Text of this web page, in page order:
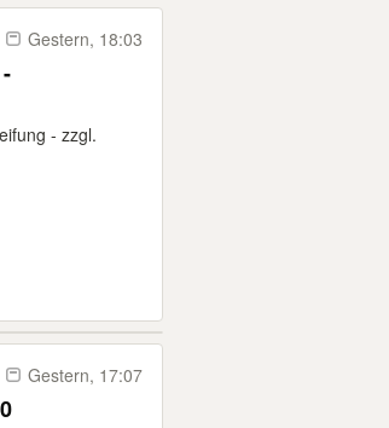
Gestern, 18:03
- zzgl.
Gestern, 17:07